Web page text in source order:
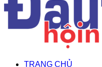
TRANG CHỦ